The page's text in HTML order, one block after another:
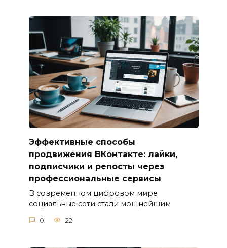
Эффективные способы
продвижения ВКонтакте: лайки,
подписчики и репосты через
профессиональные сервисы
В современном цифровом мире
социальные сети стали мощнейшим
0 22